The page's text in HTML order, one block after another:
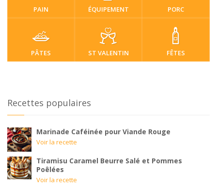
PAIN ÉQUIPEMENT PORC
PÂTES ST VALENTIN FÊTES
Recettes populaires
Marinade Caféinée pour Viande Rouge
Voir la recette
Tiramisu Caramel Beurre Salé et Pommes
Poêlées
Voir la recette